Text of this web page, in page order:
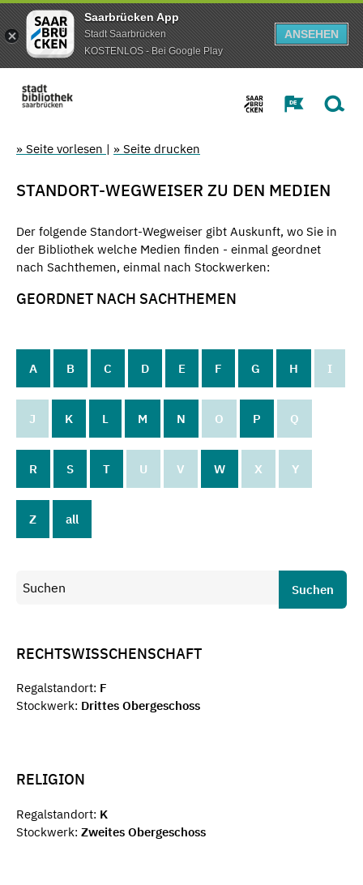
Saarbrücken App
Stadt Saarbrücken
KOSTENLOS - Bei Google Play
ANSEHEN
» Seite vorlesen | » Seite drucken
STANDORT-WEGWEISER ZU DEN MEDIEN
Der folgende Standort-Wegweiser gibt Auskunft, wo Sie in
der Bibliothek welche Medien finden - einmal geordnet
nach Sachthemen, einmal nach Stockwerken:
GEORDNET NACH SACHTHEMEN
A B C D E F G H I
J K L M N O P Q
R S T U V W X Y
Z all
Suchen
RECHTSWISSCHENSCHAFT
Regalstandort: F
Stockwerk: Drittes Obergeschoss
RELIGION
Regalstandort: K
Stockwerk: Zweites Obergeschoss